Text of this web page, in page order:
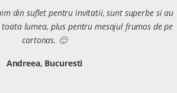
din suflet pentru invitatii, sunt superbe si au
lumea, plus pentru mesajul frumos de pe
cartonas. 🙂
Andreea, Bucuresti